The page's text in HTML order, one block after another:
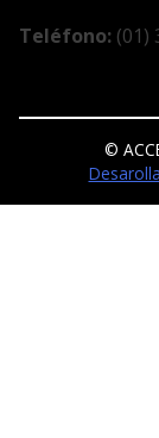
Teléfono: (01)
©